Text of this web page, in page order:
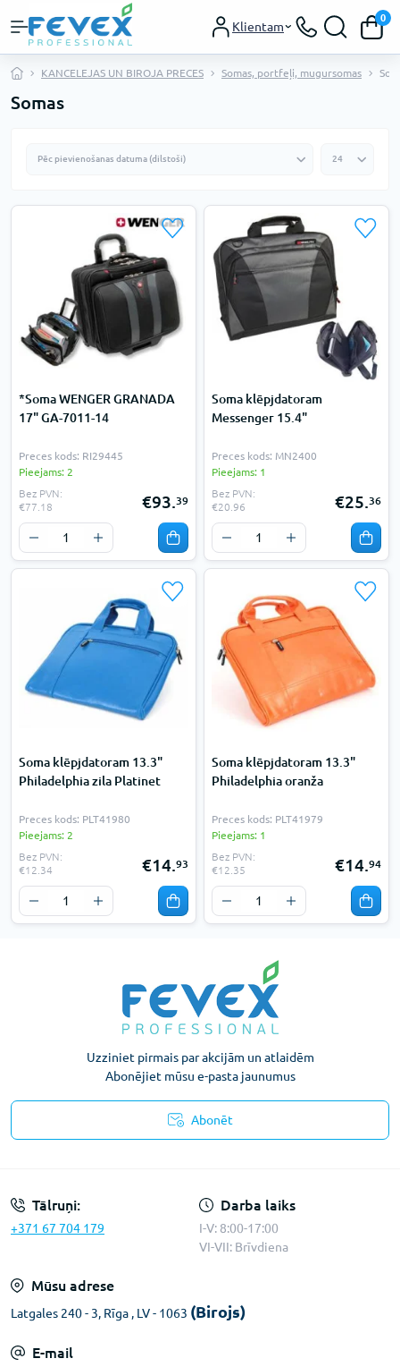
Klientam
0
KANCELEJAS UN BIROJA PRECES Somas, portfeļi, mugursomas
Somas
*Soma WENGER GRANADA
17" GA-7011-14
Preces kods: RI29445
Pieejams: 2
Bez PVN:
€77.18
€93.39
Soma klēpjdatoram
Messenger 15.4"
Preces kods: MN2400
Pieejams: 1
Bez PVN:
€20.96
€25.36
Soma klēpjdatoram 13.3"
Philadelphia zila Platinet
Preces kods: PLT41980
Pieejams: 2
Bez PVN:
€12.34
€14.93
Soma klēpjdatoram 13.3"
Philadelphia oranža
Preces kods: PLT41979
Pieejams: 1
Bez PVN:
€12.35
€14.94
Uzziniet pirmais par akcijām un atlaidēm
Abonējiet mūsu e-pasta jaunumus
Abonēt
Tālruņi:
+371 67 704 179
Darba laiks
I-V: 8:00-17:00
VI-VII: Brīvdiena
Mūsu adrese
Latgales 240 - 3, Rīga , LV - 1063 (Birojs)
E-mail